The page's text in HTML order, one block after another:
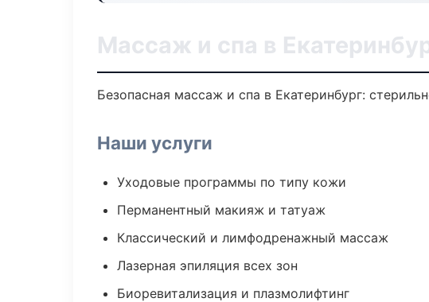
Массаж и спа в
Безопасная массаж и спа в Екатеринбург:
Наши услуги
Уходовые программы по типу кожи
Перманентный макияж и татуаж
Классический и лимфодренажный массаж
Лазерная эпиляция всех зон
Биоревитализация и плазмолифтинг